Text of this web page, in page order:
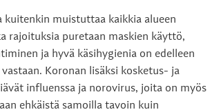
kuitenkin muistuttaa kaikkia alueen
rajoituksia puretaan maskien käyttö,
ja hyvä käsihygienia on edelleen
Koronan lisäksi kosketus- ja
influenssa ja norovirus, joita on myös
ehkäistä samoilla tavoin kuin